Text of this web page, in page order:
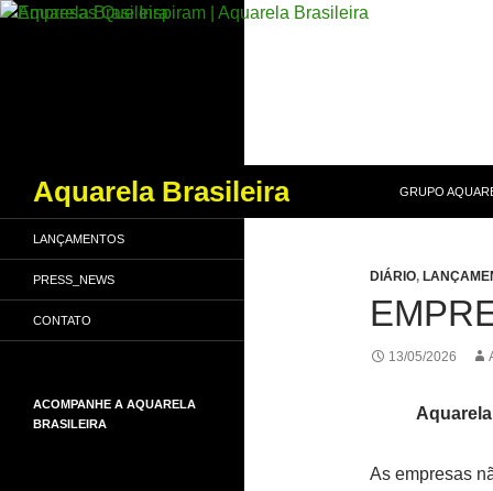
Aquarela Brasileira
GRUPO
DIÁRIO,
13/05/2026
A
As empresas
LANÇAMENTOS
PRESS_NEWS
CONTATO
ACOMPANHE A AQUARELA
BRASILEIRA